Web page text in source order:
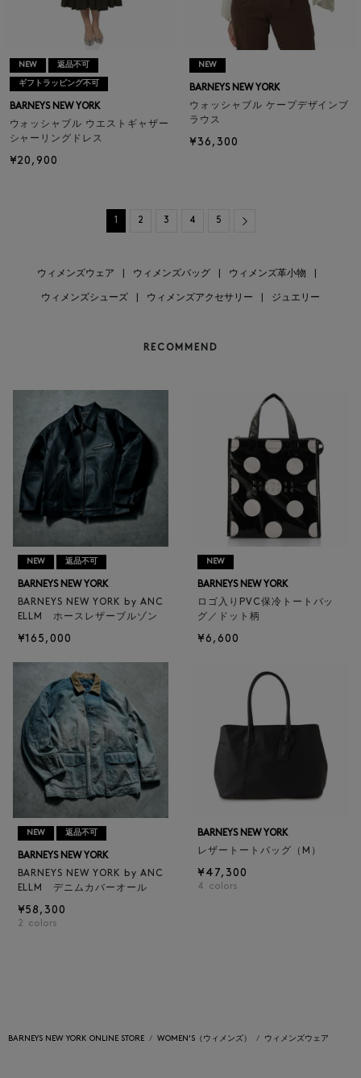
NEW 返品不可
ギフトラッピング不可
BARNEYS NEW YORK
ウォッシャブル ウエストギャザー
シャーリングドレス
¥20,900
NEW
BARNEYS NEW YORK
ウォッシャブル ケープデザインブ
ラウス
¥36,300
1 2 3 4 5 Next
ウィメンズウェア ウィメンズバッグ ウィメンズ革小物
ウィメンズシューズ ウィメンズアクセサリー ジュエリー
RECOMMEND
NEW 返品不可
BARNEYS NEW YORK
BARNEYS NEW YORK by ANC
ELLM ホースレザーブルゾン
¥165,000
NEW
BARNEYS NEW YORK
ロゴ入りPVC保冷トートバッ
グ／ドット柄
¥6,600
NEW 返品不可
BARNEYS NEW YORK
BARNEYS NEW YORK by ANC
ELLM デニムカバーオール
¥58,300
2 colors
BARNEYS NEW YORK
レザートートバッグ（M）
¥47,300
4 colors
BARNEYS NEW YORK ONLINE STORE WOMEN'S（ウィメンズ） ウィメンズウェア